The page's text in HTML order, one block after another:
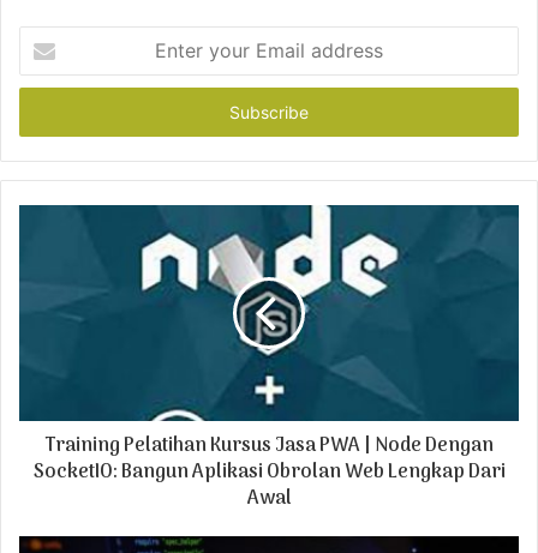
t
r
y
s
Training Pelatihan Kursus Jasa PWA | Node Dengan
SocketIO: Bangun Aplikasi Obrolan Web Lengkap Dari
Awal